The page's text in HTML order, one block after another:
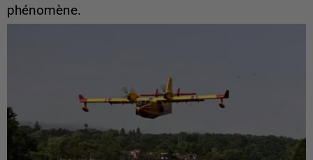
phénomène.